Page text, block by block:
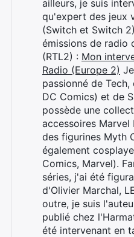
ailleurs, je suis
qu'expert des jeux
(Switch et Switch
émissions de radio
(RTL2) : Mon
Radio (Europe 2)
passionné de
DC Comics) et de
possède une
accessoires Marvel
des figurines Myth
également
Comics, Marvel).
séries, j'ai été
d'Olivier Marchal,
outre, je suis
publié chez
été intervenant en
Rechercher
: